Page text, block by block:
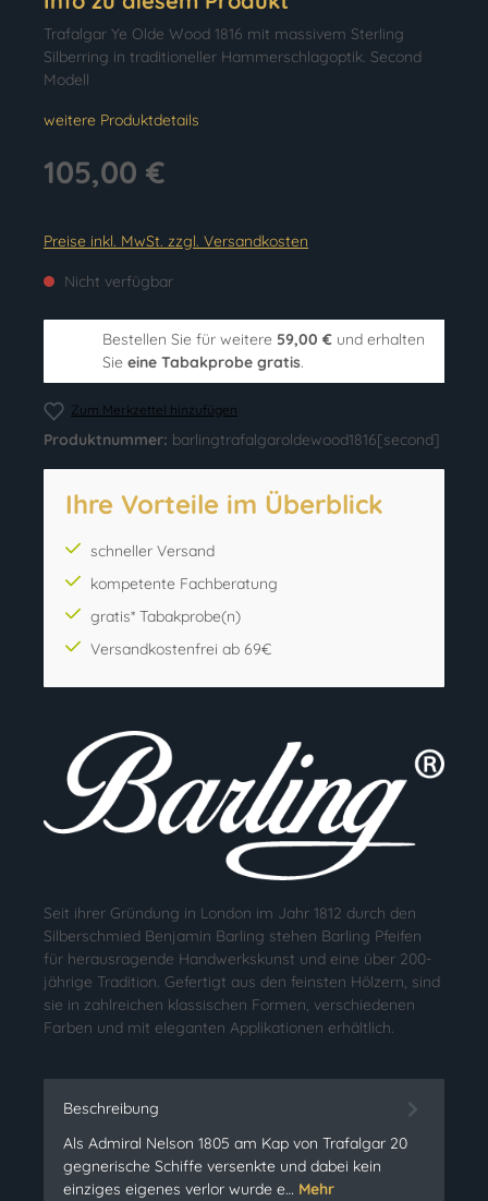
Trafalgar Ye Olde Wood 1816 mit massivem Sterling
Silberring in traditioneller Hammerschlagoptik. Second
Modell
weitere Produktdetails
105,00 €
Preise inkl. MwSt. zzgl. Versandkosten
Nicht verfügbar
Bestellen Sie für weitere 59,00 € und erhalten
Sie eine Tabakprobe gratis.
Zum Merkzettel hinzufügen
Produktnummer: barlingtrafalgaroldewood1816[second]
Ihre Vorteile im Überblick
schneller Versand
kompetente Fachberatung
gratis* Tabakprobe(n)
Versandkostenfrei ab 69€
Seit ihrer Gründung in London im Jahr 1812 durch den
Silberschmied Benjamin Barling stehen Barling Pfeifen
für herausragende Handwerkskunst und eine über 200-
jährige Tradition. Gefertigt aus den feinsten Hölzern, sind
sie in zahlreichen klassischen Formen, verschiedenen
Farben und mit eleganten Applikationen erhältlich.
Beschreibung
Als Admiral Nelson 1805 am Kap von Trafalgar 20
gegnerische Schiffe versenkte und dabei kein
einziges eigenes verlor wurde e… Mehr